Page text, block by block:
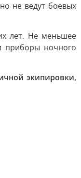
не ведут боевых
лет. Не меньшее
приборы ночного
экипировки,